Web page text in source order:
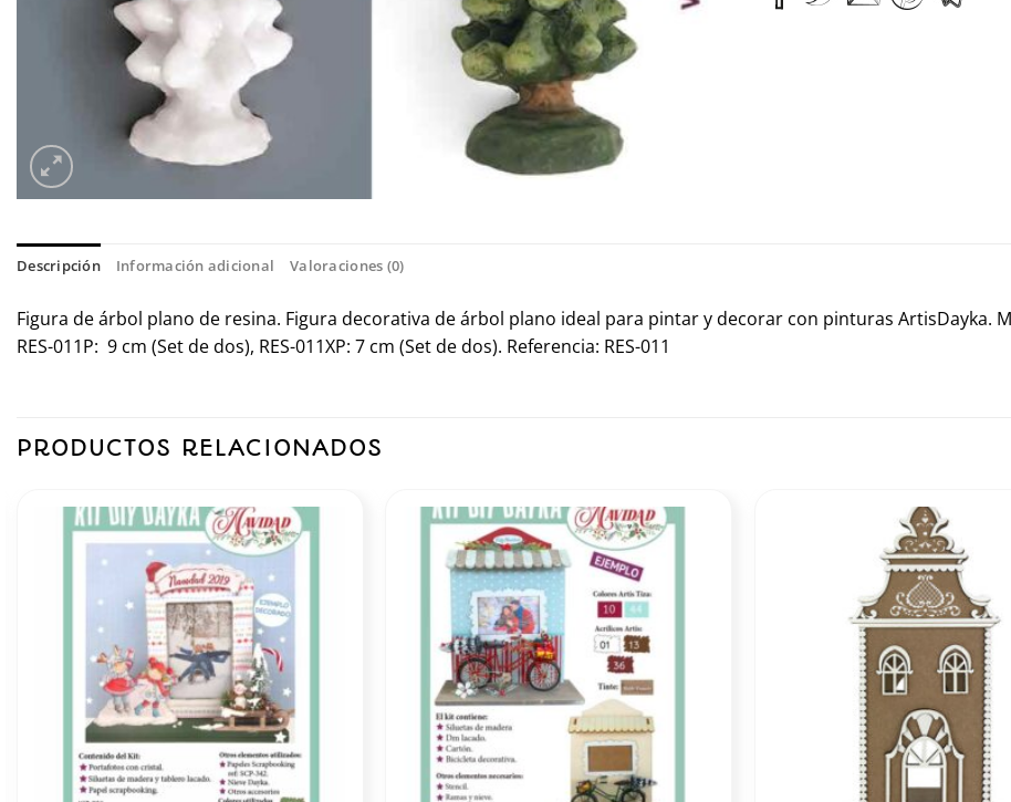
Descripción Información adicional Valoraciones (0)
Figura de árbol plano de resina. Figura decorativa de árbol plano ideal para pintar y decorar con pinturas ArtisDayka.
RES-011P: 9 cm (Set de dos), RES-011XP: 7 cm (Set de dos). Referencia: RES-011
PRODUCTOS RELACIONADOS